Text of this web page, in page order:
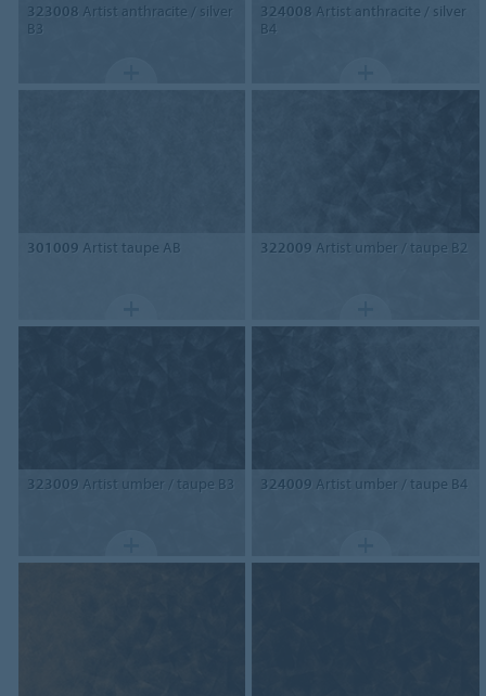
323008 Artist anthracite / silver
B3
324008 Artist anthracite / silver
B4
301009 Artist taupe AB 322009 Artist umber / taupe B2
323009 Artist umber / taupe B3 324009 Artist umber / taupe B4